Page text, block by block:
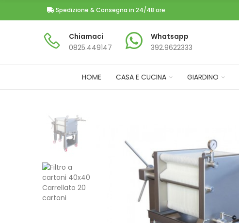
Spedizione & Consegna in 24/48 ore
Chiamaci
0825.449147​
Whatsapp
392.9622333
HOME CASA E CUCINA GIARDINO